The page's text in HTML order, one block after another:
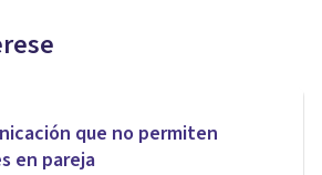
que no permiten
en pareja